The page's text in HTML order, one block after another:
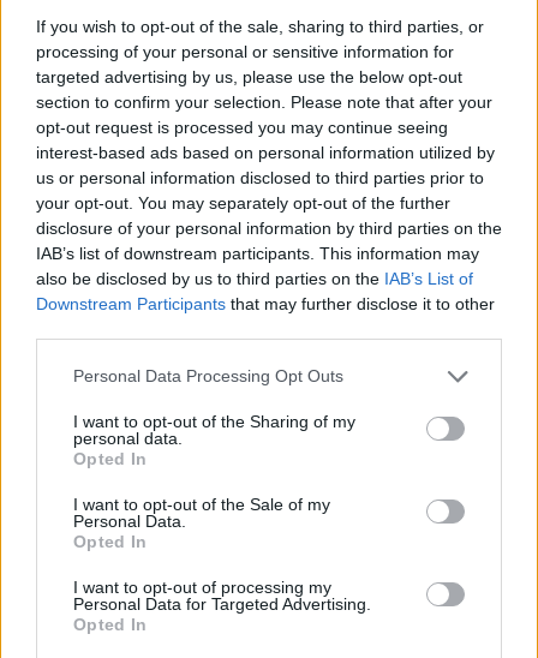
If you wish to opt-out of the sale, sharing to third parties, or
processing of your personal or sensitive information for
targeted advertising by us, please use the below opt-out
section to confirm your selection. Please note that after your
opt-out request is processed you may continue seeing
interest-based ads based on personal information utilized by
us or personal information disclosed to third parties prior to
your opt-out. You may separately opt-out of the further
disclosure of your personal information by third parties on the
IAB’s list of downstream participants. This information may
also be disclosed by us to third parties on the IAB’s List of
Downstream Participants that may further disclose it to other
Personal Data Processing Opt Outs
I want to opt-out of the Sharing of my
personal data.
Opted In
I want to opt-out of the Sale of my
Personal Data.
Opted In
I want to opt-out of processing my
Personal Data for Targeted Advertising.
Opted In